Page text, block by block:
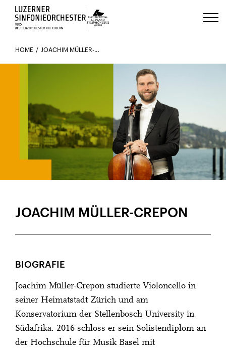
Luzerns Klavierfestival «Le Piano
HOME JOACHIM MÜLLER-CREPON
JOACHIM MÜLLER-CREPON
BIOGRAFIE
Joachim Müller-Crepon studierte Violoncello in
seiner Heimatstadt Zürich und am
Konservatorium der Stellenbosch University in
Südafrika. 2016 schloss er sein Solistendiplom an
der Hochschule für Musik Basel mit